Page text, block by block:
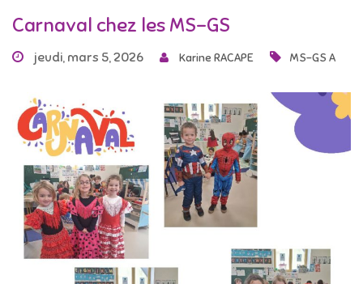
Carnaval chez les MS-GS
jeudi, mars 5, 2026 Karine RACAPE MS-GS A